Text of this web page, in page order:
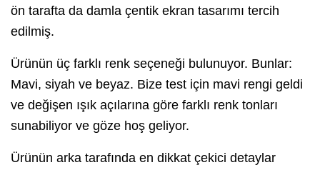
ön tarafta da damla çentik ekran tasarımı tercih
edilmiş.
Ürünün üç farklı renk seçeneği bulunuyor. Bunlar:
Mavi, siyah ve beyaz. Bize test için mavi rengi geldi
ve değişen ışık açılarına göre farklı renk tonları
sunabiliyor ve göze hoş geliyor.
Ürünün arka tarafında en dikkat çekici detaylar